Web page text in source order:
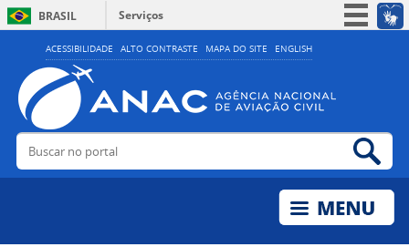
ACESSIBILIDADE ALTO CONTRASTE MAPA DO SITE ENGLISH
BRASIL
Serviços
Simplifique!
Acesso à informação
Legislação
Buscar no portal